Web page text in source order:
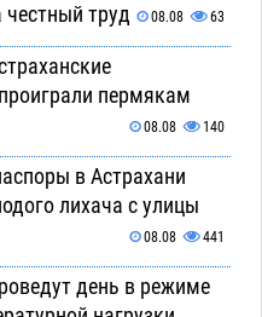
честный труд
08.08 63
пермякам
08.08 140
в Астрахани
лихача с улицы
08.08 441
день в режиме